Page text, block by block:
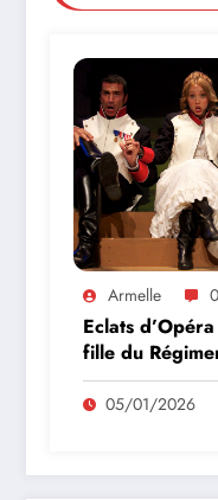
Armelle 0
Eclats
fille du
05/01/2026